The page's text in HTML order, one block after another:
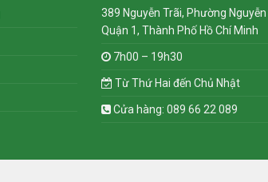
389 Nguyễn Trãi, Phường
Quận 1, Thành Phố Hồ Chí Minh
7h00 – 19h30
Từ Thứ Hai đến Chủ Nhật
Cửa hàng: 089 66 22 089